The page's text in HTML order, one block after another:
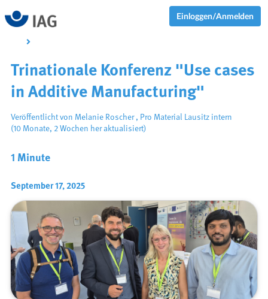
Einloggen/Anmelden
1 Minute
September 17, 2025
Trinationale Konferenz "Use cases
in Additive Manufacturing"
Veröffentlicht von Melanie Roscher, Pro Material Lausitz intern
(10 Monate, 2 Wochen her aktualisiert)